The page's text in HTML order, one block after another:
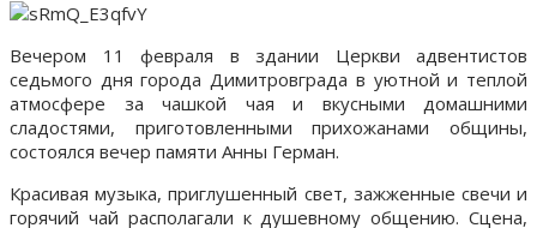
Вечером 11 февраля в здании Церкви адвентистов
седьмого дня города Димитровграда в уютной и теплой
атмосфере за чашкой чая и вкусными домашними
сладостями, приготовленными прихожанами общины,
состоялся вечер памяти Анны Герман.
Красивая музыка, приглушенный свет, зажженные свечи и
горячий чай располагали к душевному общению. Сцена,